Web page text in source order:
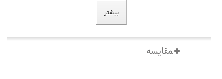
بیشتر